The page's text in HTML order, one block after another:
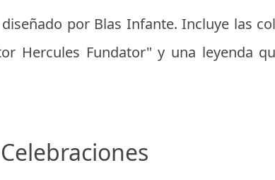
por Blas Infante. Incluye las
Hercules Fundator" y una leyenda